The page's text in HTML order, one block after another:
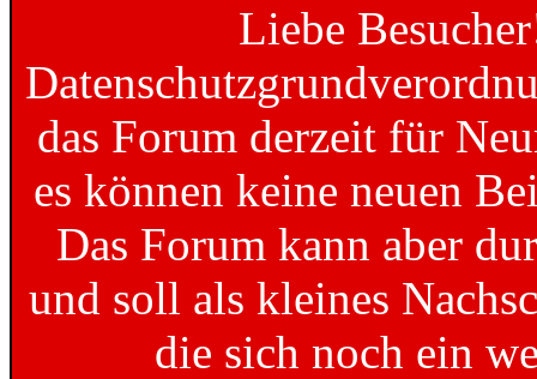
Liebe
das Forum derzeit für
es können keine neuen
Das Forum kann aber
und soll als kleines
die sich noch ein